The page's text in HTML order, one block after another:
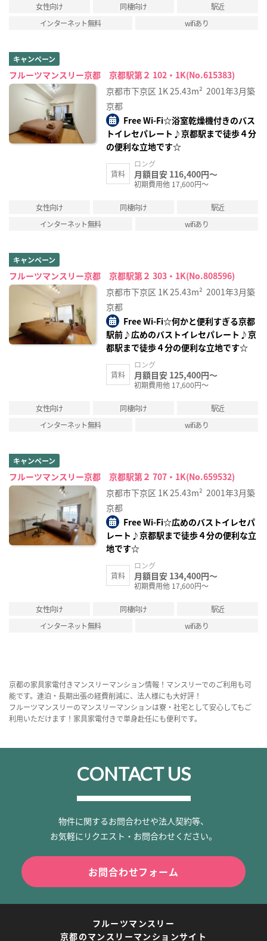
女性向け 同棲向け
駅近
インターネット無料
wifiあり
キャンペーン
フルーツマンスリー京都 京都駅第２ 102・1K(No.615383)
京都市下京区 1K25.43m² 2001年3月築
京都
Free Wi-Fi☆浴室乾燥機付きのバス
トイレセパレート♪京都駅まで徒歩４分
の便利な立地です☆
賃料
ロング
月額目安 116,400円～
初期費用他 17,600円～
女性向け 同棲向け
駅近
インターネット無料
wifiあり
キャンペーン
フルーツマンスリー京都 京都駅第２ 303・1K(No.808596)
京都市下京区 1K25.43m² 2001年3月築
京都
Free Wi-Fi☆何かと便利すぎる京都
駅前♪広めのバストイレセパレート♪京
都駅まで徒歩４分の便利な立地です☆
賃料
ロング
月額目安 125,400円～
初期費用他 17,600円～
女性向け 同棲向け
駅近
インターネット無料
wifiあり
キャンペーン
フルーツマンスリー京都 京都駅第２ 707・1K(No.659532)
京都市下京区 1K25.43m² 2001年3月築
京都
Free Wi-Fi☆広めのバストイレセパ
レート♪京都駅まで徒歩４分の便利な立
地です☆
賃料
ロング
月額目安 134,400円～
初期費用他 17,600円～
女性向け 同棲向け
駅近
インターネット無料
wifiあり
京都の家具家電付きマンスリーマンション情報！マンスリーでのご利用も可
能です。連泊・長期出張の経費削減に、法人様にも大好評！
フルーツマンスリーのマンスリーマンションは寮・社宅として安心してもご
利用いただけます！家具家電付きで単身赴任にも便利です。
CONTACT US
物件に関するお問合わせや法人契約等、
お気軽にリクエスト・お問合わせください。
お問合わせフォーム
フルーツマンスリー
京都のマンスリーマンションサイト